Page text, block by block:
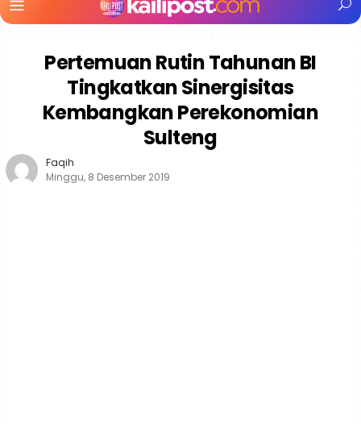
Mobile
Pertemuan Rutin Tahunan BI
Tingkatkan Sinergisitas
Kembangkan Perekonomian
Sulteng
Faqih
Minggu, 8 Desember 2019